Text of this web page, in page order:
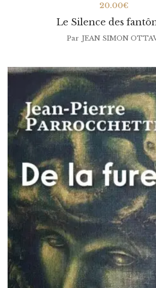
Le Silence des
20.00€
Par JEAN SIMON